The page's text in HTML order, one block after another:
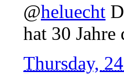
@heluecht
hat 30
Thursday,